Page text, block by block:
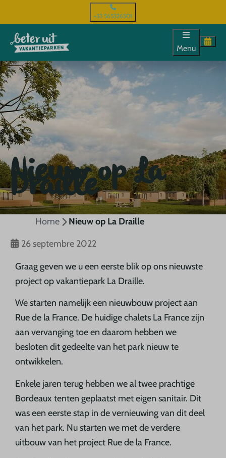
+33 565326501
Menu
Nieuw op La
Draille
Home
Nieuw op La Draille
26 septembre 2022
Graag geven we u een eerste blik op ons nieuwste
project op vakantiepark La Draille.
We starten namelijk een nieuwbouw project aan
Rue de la France. De huidige chalets La France zijn
aan vervanging toe en daarom hebben we
besloten dit gedeelte van het park nieuw te
ontwikkelen.
Enkele jaren terug hebben we al twee prachtige
Bordeaux tenten geplaatst met eigen sanitair. Dit
was een eerste stap in de vernieuwing van dit deel
van het park. Nu starten we met de verdere
uitbouw van het project Rue de la France.